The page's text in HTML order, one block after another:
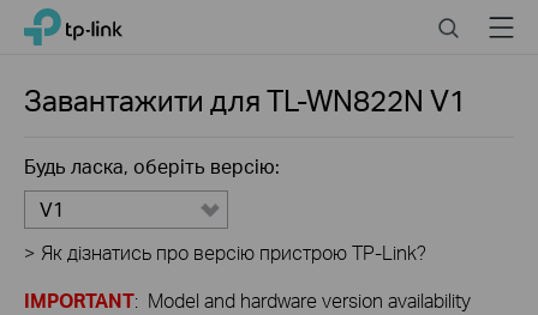
Click
navigation
TP-Link, Reliably Smart SearchMenu
Завантажити дляTL-WN822N V1
Будь ласка, оберіть версію:
V1
> Як дізнатись про версію пристрою TP-Link?
IMPORTANT: Model and hardware version availability